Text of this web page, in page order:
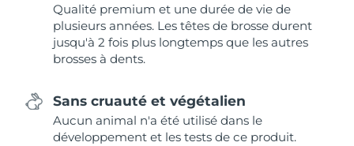
Qualité premium et une durée de vie de
plusieurs années. Les têtes de brosse durent
jusqu'à 2 fois plus longtemps que les autres
brosses à dents.
Sans cruauté et végétalien
Aucun animal n'a été utilisé dans le
développement et les tests de ce produit.